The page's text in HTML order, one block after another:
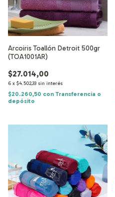
Arcoiris Toallón Detroit 500gr
(TOA1001AR)
$27.014,00
6 x $4.502,33 sin interés
$20.260,50 con Transferencia o
depósito